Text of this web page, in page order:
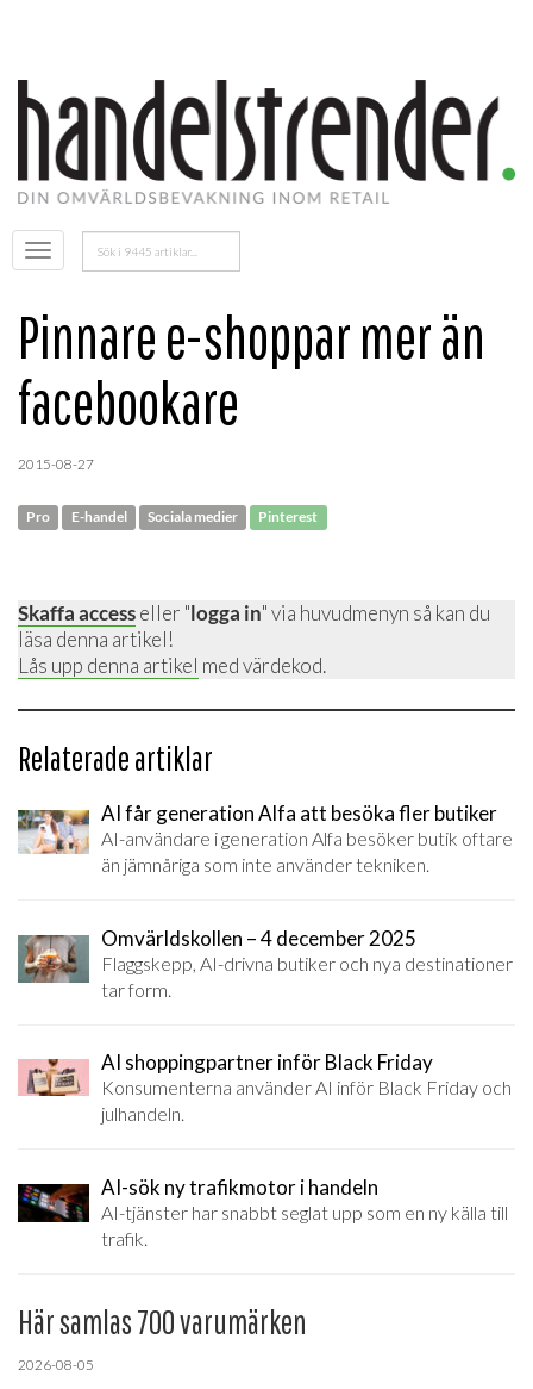
Öppna
menyn
Sök
efter:
Pinnare e-shoppar mer än
facebookare
2015-08-27
Pro E-handel Sociala medier Pinterest
Skaffa accesseller "logga in" via huvudmenyn så kan du
läsa denna artikel!
Lås upp denna artikel med värdekod.
Relaterade artiklar
AI får generation Alfa att besöka fler butiker
AI-användare i generation Alfa besöker butik oftare
än jämnåriga som inte använder tekniken.
Omvärldskollen – 4 december 2025
Flaggskepp, AI-drivna butiker och nya destinationer
tar form.
AI shoppingpartner inför Black Friday
Konsumenterna använder AI inför Black Friday och
julhandeln.
AI-sök ny trafikmotor i handeln
AI-tjänster har snabbt seglat upp som en ny källa till
trafik.
Här samlas 700 varumärken
2026-08-05